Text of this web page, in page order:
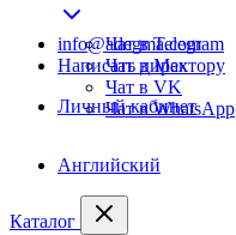
Чат в Telegram
Чат в Max
Чат в VK
Чат в WhatsApp
info@adegma.com
Написать директору
Личный кабинет
Английский
Каталог